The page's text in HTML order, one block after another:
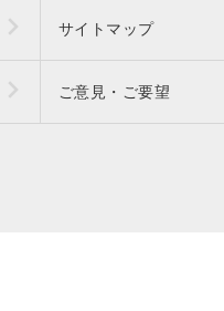
サイトマップ
ご意見・ご要望